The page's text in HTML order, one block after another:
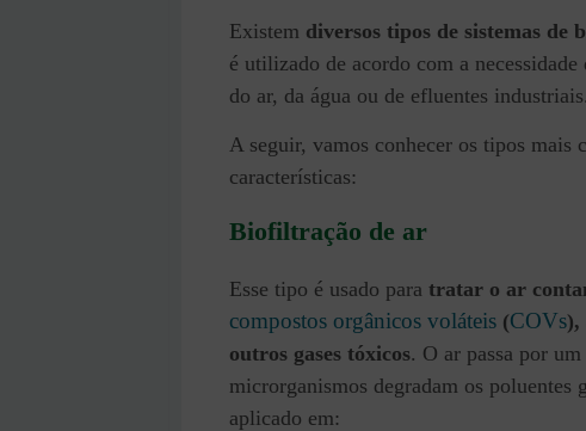
Existem diversos tipos de sistemas de
é utilizado de acordo com a
do ar, da água ou de efluentes industriais.
A seguir, vamos conhecer os tipos mais
características:
Biofiltração de ar
Esse tipo é usado para tratar o ar
compostos orgânicos voláteis (COVs),
outros gases tóxicos. O ar passa por
microrganismos degradam os poluentes
aplicado em: